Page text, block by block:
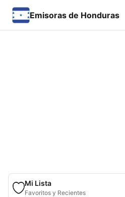
Emisoras de Honduras
Mi Lista
Favoritos y Recientes